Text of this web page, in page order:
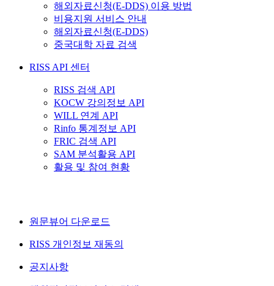
해외자료신청(E-DDS) 이용 방법
비용지원 서비스 안내
해외자료신청(E-DDS)
중국대학 자료 검색
RISS API 센터
RISS 검색 API
KOCW 강의정보 API
WILL 연계 API
Rinfo 통계정보 API
FRIC 검색 API
SAM 분석활용 API
활용 및 참여 현황
원문뷰어 다운로드
RISS 개인정보 재동의
공지사항